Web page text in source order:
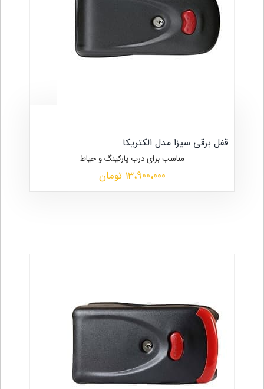
قفل برقی سیزا مدل الکتریکا
مناسب برای درب پارکینگ و حیاط
13،900،000 تومان